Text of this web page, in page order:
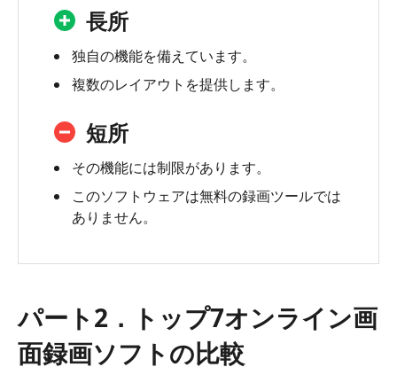
長所
独自の機能を備えています。
複数のレイアウトを提供します。
短所
その機能には制限があります。
このソフトウェアは無料の録画ツールでは
ありません。
パート2．トップ7オンライン画
面録画ソフトの比較